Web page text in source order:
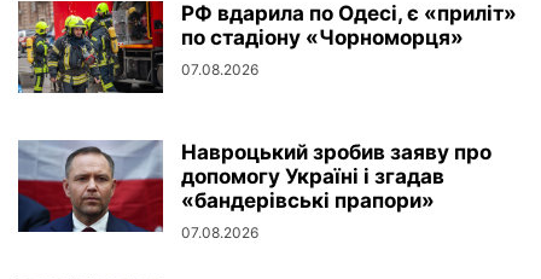
РФ вдарила по Одесі, є «приліт»
по стадіону «Чорноморця»
07.08.2026
Навроцький зробив заяву про
допомогу Україні і згадав
«бандерівські прапори»
07.08.2026